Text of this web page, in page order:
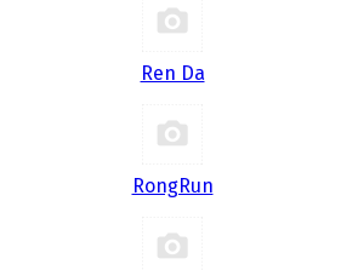
Ren Da
RongRun